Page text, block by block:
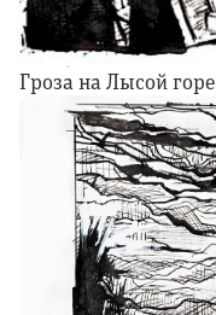
Гроза на Лысой горе